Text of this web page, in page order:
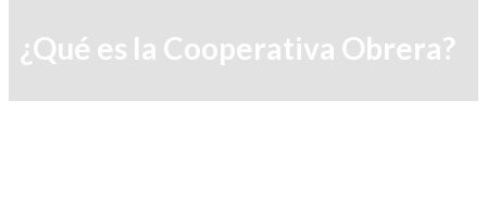
¿Qué es la Cooperativa Obrera?